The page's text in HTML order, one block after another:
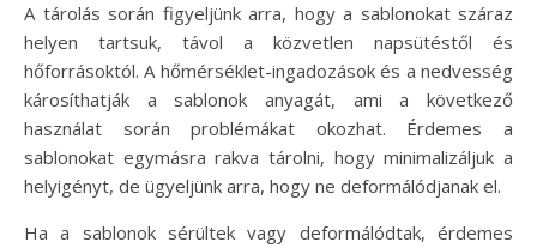
A tárolás során figyeljünk arra, hogy a sablonokat száraz
helyen tartsuk, távol a közvetlen napsütéstől és
hőforrásoktól. A hőmérséklet-ingadozások és a nedvesség
károsíthatják a sablonok anyagát, ami a következő
használat során problémákat okozhat. Érdemes a
sablonokat egymásra rakva tárolni, hogy minimalizáljuk a
helyigényt, de ügyeljünk arra, hogy ne deformálódjanak el.
Ha a sablonok sérültek vagy deformálódtak, érdemes